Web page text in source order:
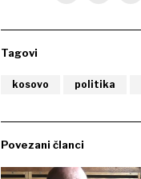
Tagovi
kosovo politika
Povezani članci